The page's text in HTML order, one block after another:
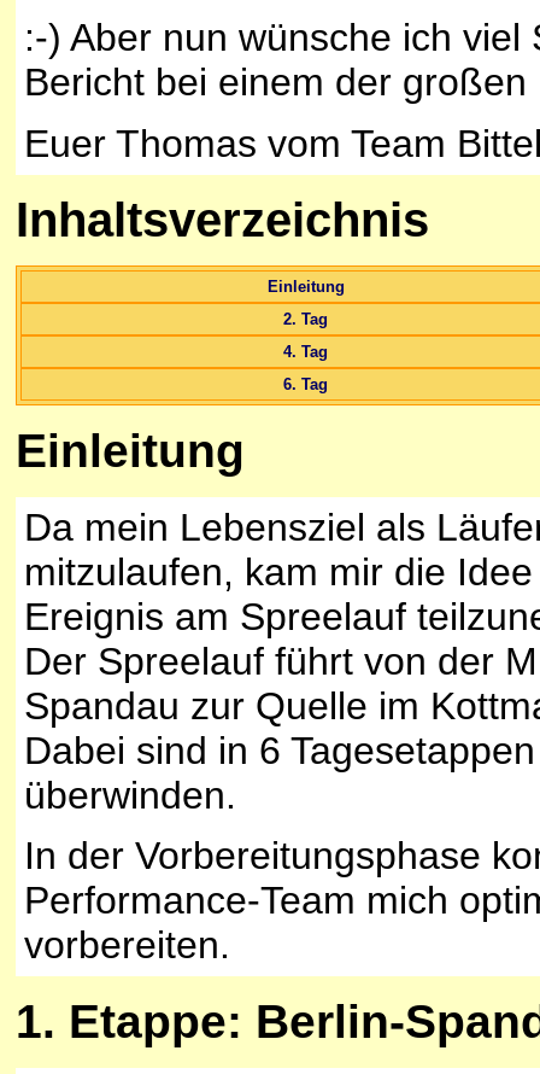
:-) Aber nun wünsche ich
Bericht bei einem der
Euer Thomas vom Team
Inhaltsverzeichnis
Einleitung
2. Tag
4. Tag
6. Tag
Einleitung
Da mein Lebensziel als
mitzulaufen, kam mir die
Ereignis am Spreelauf
Der Spreelauf führt von der
Spandau zur Quelle im
Dabei sind in 6
überwinden.
In der Vorbereitungsphase
Performance-Team mich
vorbereiten.
1. Etappe: Berlin-